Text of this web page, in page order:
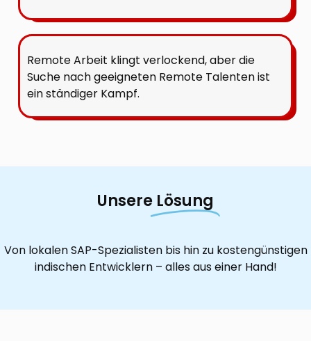
Remote Arbeit klingt verlockend, aber die
Suche nach geeigneten Remote Talenten ist
ein ständiger Kampf.
Unsere Lösung
Von lokalen SAP-Spezialisten bis hin zu kostengünstigen
indischen Entwicklern – alles aus einer Hand!